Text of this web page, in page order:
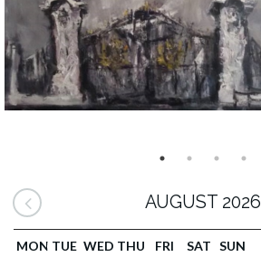
AUGUST 2026
MON TUE WED THU FRI SAT SUN